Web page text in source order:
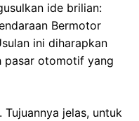
ide brilian:
Bermotor
ini diharapkan
pasar otomotif yang
jelas, untuk